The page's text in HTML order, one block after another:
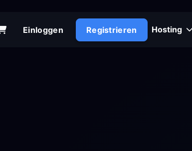
Einloggen Registrieren Hosting